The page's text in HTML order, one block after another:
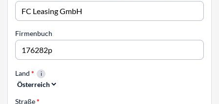
Firmenbuch
Land *
Straße*